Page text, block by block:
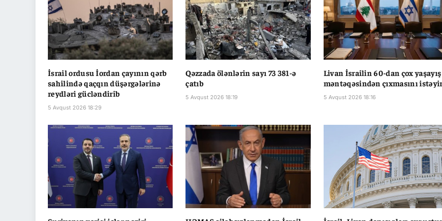
İsrail ordusu İordan çayının qərb
sahilində qaçqın düşərgələrinə
reydləri gücləndirib
5 Avqust 2026 18:29
Qəzzada ölənlərin sayı 73 381-ə
çatıb
5 Avqust 2026 18:19
Livan İsrailin 60-dan çox yaşayış
məntəqəsindən çıxmasını
5 Avqust 2026 18:16